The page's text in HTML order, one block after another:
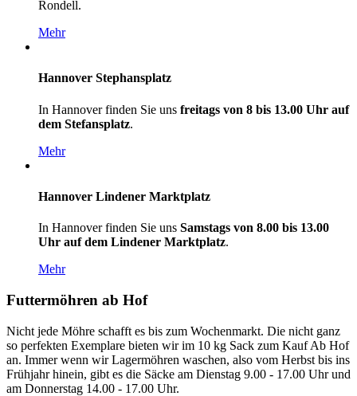
Rondell.
Mehr
Hannover Stephansplatz
In Hannover finden Sie uns freitags von 8 bis 13.00 Uhr auf
dem Stefansplatz.
Mehr
Hannover Lindener Marktplatz
In Hannover finden Sie uns Samstags von 8.00 bis 13.00
Uhr auf dem Lindener Marktplatz.
Mehr
Futtermöhren ab Hof
Nicht jede Möhre schafft es bis zum Wochenmarkt. Die nicht ganz
so perfekten Exemplare bieten wir im 10 kg Sack zum Kauf Ab Hof
an. Immer wenn wir Lagermöhren waschen, also vom Herbst bis ins
Frühjahr hinein, gibt es die Säcke am Dienstag 9.00 - 17.00 Uhr und
am Donnerstag 14.00 - 17.00 Uhr.